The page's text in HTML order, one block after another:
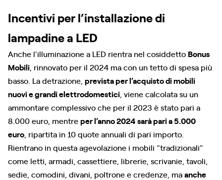
Incentivi per l’installazione di
lampadine a LED
Anche l’illuminazione a LED rientra nel cosiddetto Bonus
Mobili , rinnovato per il 2024 ma con un tetto di spesa più
basso. La detrazione, prevista per l’acquisto di mobili
nuovi e grandi elettrodomestici , viene calcolata su un
ammontare complessivo che per il 2023 è stato pari a
8.000 euro, mentreper l’anno 2024 sarà pari a 5.000
euro , ripartita in 10 quote annuali di pari importo.
Rientrano in questa agevolazione i mobili “tradizionali”
come letti, armadi, cassettiere, librerie, scrivanie, tavoli,
sedie, comodini, divani, poltrone e credenze, maanche